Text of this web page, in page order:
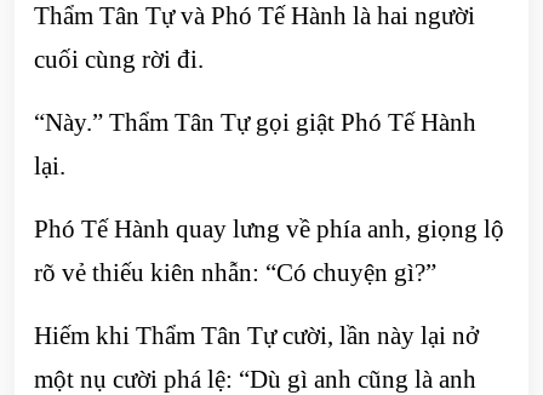
Thẩm Tân Tự và Phó Tế Hành là hai người
cuối cùng rời đi.
“Này.” Thẩm Tân Tự gọi giật Phó Tế Hành
lại.
Phó Tế Hành quay lưng về phía anh, giọng lộ
rõ vẻ thiếu kiên nhẫn: “Có chuyện gì?”
Hiếm khi Thẩm Tân Tự cười, lần này lại nở
một nụ cười phá lệ: “Dù gì anh cũng là anh